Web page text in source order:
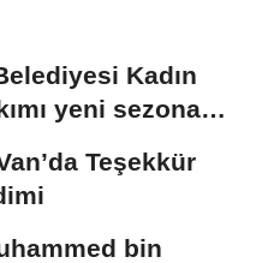
Kadın
yeni sezona
Teşekkür
bin